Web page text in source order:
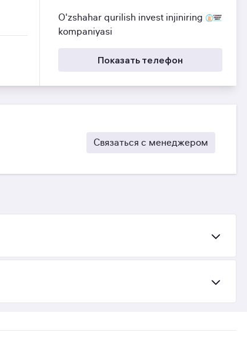
O'zshahar qurilish invest injiniring
kompaniyasi
Показать телефон
Связаться с менеджером